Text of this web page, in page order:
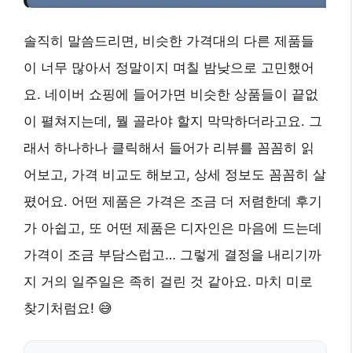
솔직히 말씀드리면, 비슷한 가격대의 다른 제품들
이 너무 많아서 정말이지 며칠 밤낮으로 고민했어
요. 네이버 쇼핑에 들어가면 비슷한 상품들이 끝없
이 펼쳐지는데, 뭘 골라야 할지 막막하더라고요. 그
래서 하나하나 클릭해서 들어가 리뷰를 꼼꼼히 읽
어보고, 가격 비교도 해보고, 상세 정보도 꼼꼼히 살
폈어요. 어떤 제품은 가격은 조금 더 저렴한데 후기
가 아쉽고, 또 어떤 제품은 디자인은 마음에 드는데
가격이 조금 부담스럽고… 그렇게 결정을 내리기까
지 거의 일주일은 족히 걸린 것 같아요. 마치 미로
찾기처럼요! 😅